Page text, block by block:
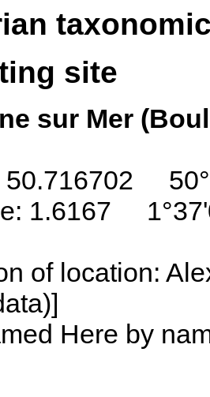
site
sur Mer
50.716702
1.6167
of location:
Here by